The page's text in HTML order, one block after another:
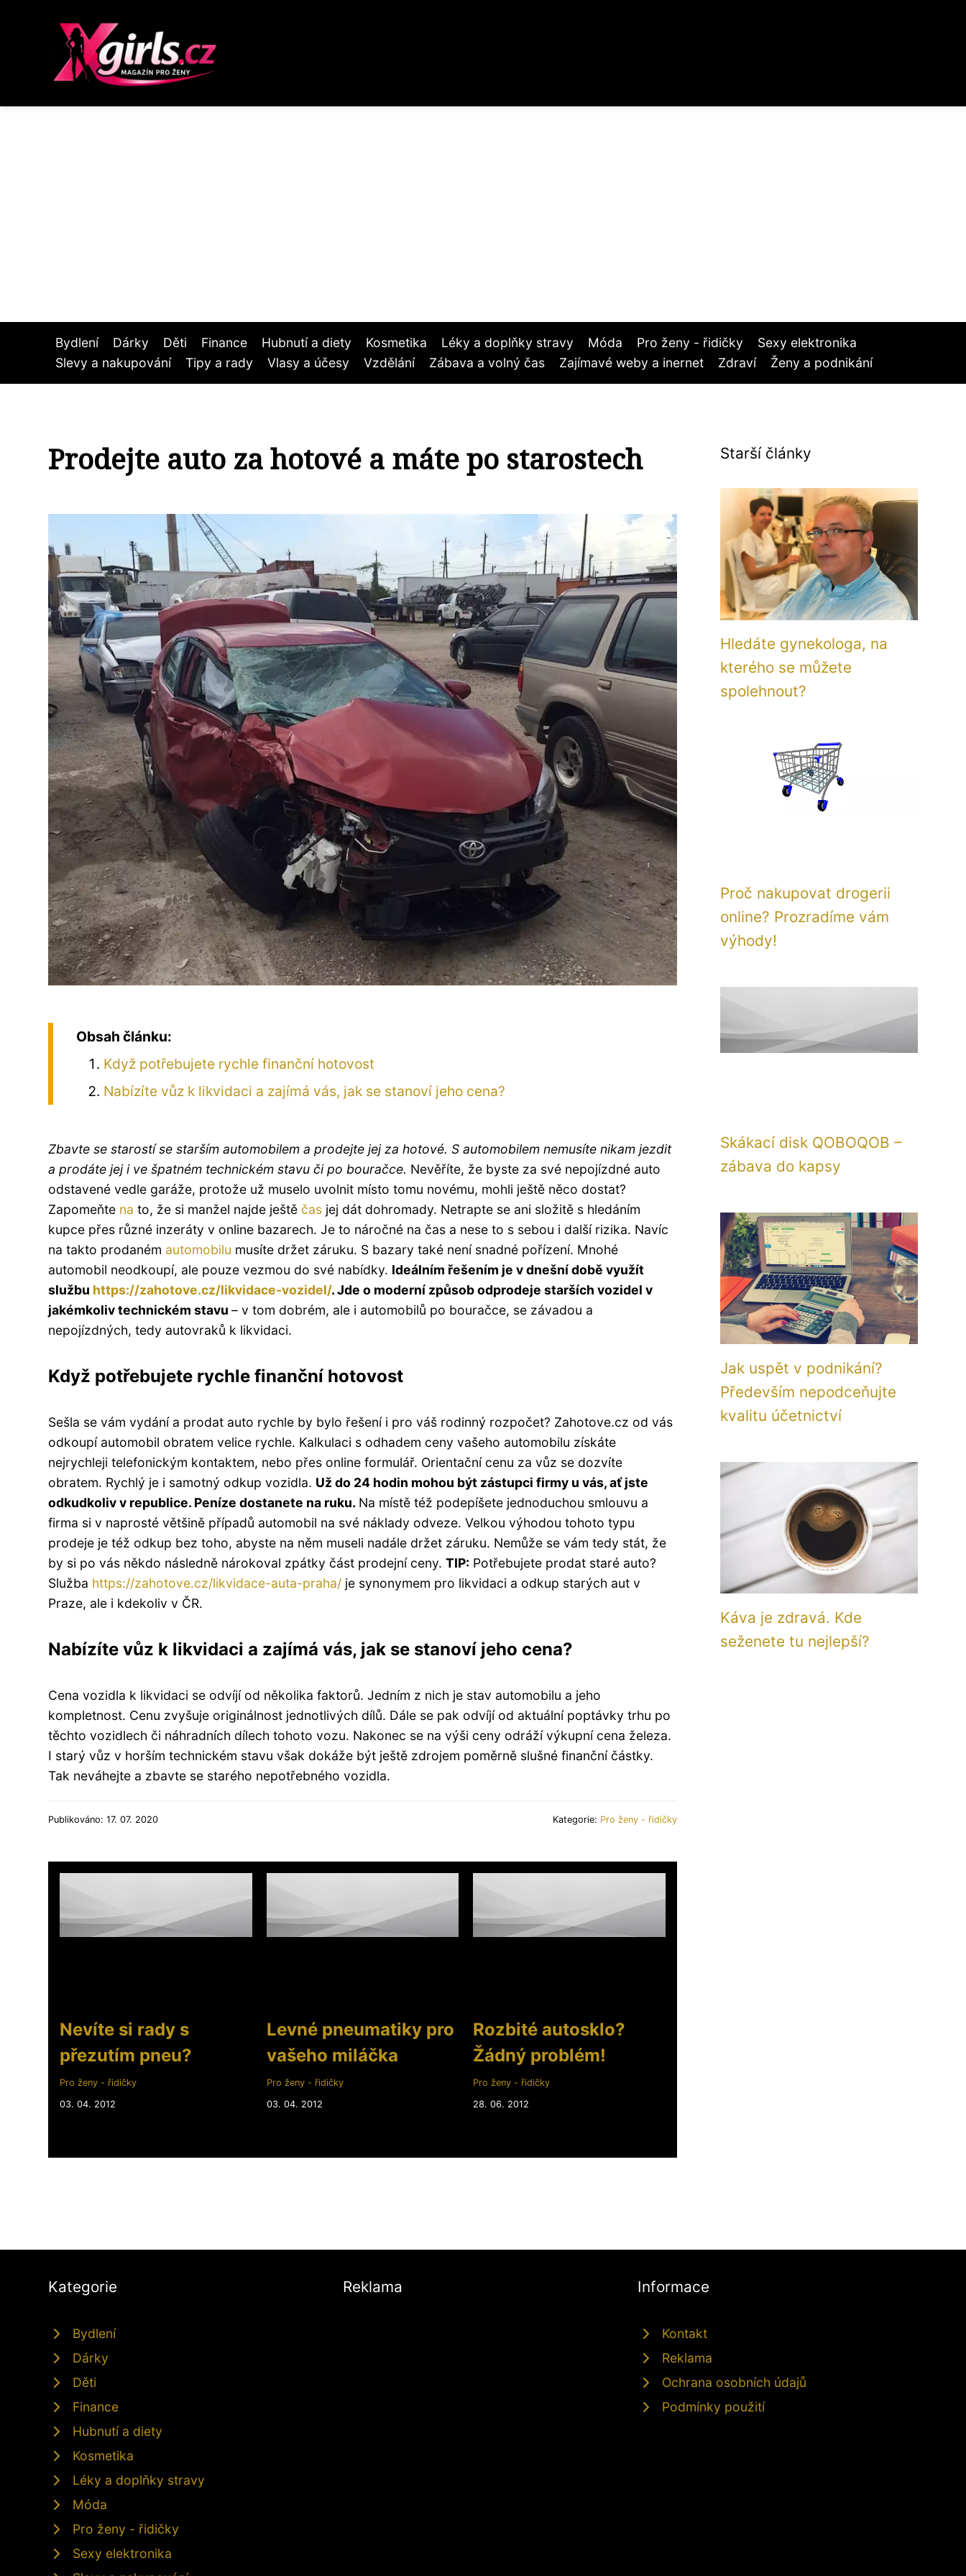
Bydlení Dárky Děti Finance Hubnutí a diety Kosmetika Léky a doplňky stravy Móda Pro ženy - řidičky
Sexy elektronika
Slevy a nakupování
Tipy a rady Vlasy a účesy Vzdělání Zábava a volný čas Zajímavé weby a inernet Zdraví Ženy a podnikání
Prodejte auto za hotové a máte po starostech
Obsah článku:
Když potřebujete rychle finanční hotovost
Nabízíte vůz k likvidaci a zajímá vás, jak se stanoví jeho cena?
Zbavte se starostí se starším automobilem a prodejte jej za hotové. S automobilem nemusíte nikam jezdit
a prodáte jej i ve špatném technickém stavu či po bouračce. Nevěříte, že byste za své nepojízdné auto
odstavené vedle garáže, protože už muselo uvolnit místo tomu novému, mohli ještě něco dostat?
Zapomeňte na to, že si manžel najde ještě čas jej dát dohromady. Netrapte se ani složitě s hledáním
kupce přes různé inzeráty v online bazarech. Je to náročné na čas a nese to s sebou i další rizika. Navíc
na takto prodaném automobilu musíte držet záruku. S bazary také není snadné pořízení. Mnohé
automobil neodkoupí, ale pouze vezmou do své nabídky. Ideálním řešením je v dnešní době využít
službu https://zahotove.cz/likvidace-vozidel/. Jde o moderní způsob odprodeje starších vozidel v
jakémkoliv technickém stavu – v tom dobrém, ale i automobilů po bouračce, se závadou a
nepojízdných, tedy autovraků k likvidaci.
Když potřebujete rychle finanční hotovost
Sešla se vám vydání a prodat auto rychle by bylo řešení i pro váš rodinný rozpočet? Zahotove.cz od vás
odkoupí automobil obratem velice rychle. Kalkulaci s odhadem ceny vašeho automobilu získáte
nejrychleji telefonickým kontaktem, nebo přes online formulář. Orientační cenu za vůz se dozvíte
obratem. Rychlý je i samotný odkup vozidla. Už do 24 hodin mohou být zástupci firmy u vás, ať jste
odkudkoliv v republice. Peníze dostanete na ruku. Na místě též podepíšete jednoduchou smlouvu a
firma si v naprosté většině případů automobil na své náklady odveze. Velkou výhodou tohoto typu
prodeje je též odkup bez toho, abyste na něm museli nadále držet záruku. Nemůže se vám tedy stát, že
by si po vás někdo následně nárokoval zpátky část prodejní ceny. TIP: Potřebujete prodat staré auto?
Služba https://zahotove.cz/likvidace-auta-praha/ je synonymem pro likvidaci a odkup starých aut v
Praze, ale i kdekoliv v ČR.
Nabízíte vůz k likvidaci a zajímá vás, jak se stanoví jeho cena?
Cena vozidla k likvidaci se odvíjí od několika faktorů. Jedním z nich je stav automobilu a jeho
kompletnost. Cenu zvyšuje originálnost jednotlivých dílů. Dále se pak odvíjí od aktuální poptávky trhu po
těchto vozidlech či náhradních dílech tohoto vozu. Nakonec se na výši ceny odráží výkupní cena železa.
I starý vůz v horším technickém stavu však dokáže být ještě zdrojem poměrně slušné finanční částky.
Tak neváhejte a zbavte se starého nepotřebného vozidla.
Publikováno: 17. 07. 2020 Kategorie: Pro ženy - řidičky
Nevíte si rady s
přezutím pneu?
Pro ženy - řidičky
03. 04. 2012
Levné pneumatiky pro
vašeho miláčka
Pro ženy - řidičky
03. 04. 2012
Rozbité autosklo?
Žádný problém!
Pro ženy - řidičky
28. 06. 2012
Starší články
Hledáte gynekologa, na
kterého se můžete
spolehnout?
Proč nakupovat drogerii
online? Prozradíme vám
výhody!
Skákací disk QOBOQOB –
zábava do kapsy
Jak uspět v podnikání?
Především nepodceňujte
kvalitu účetnictví
Káva je zdravá. Kde
seženete tu nejlepší?
Kategorie
Bydlení
Dárky
Děti
Finance
Hubnutí a diety
Kosmetika
Léky a doplňky stravy
Móda
Pro ženy - řidičky
Sexy elektronika
Reklama Informace
Kontakt
Reklama
Ochrana osobních údajů
Podmínky použití